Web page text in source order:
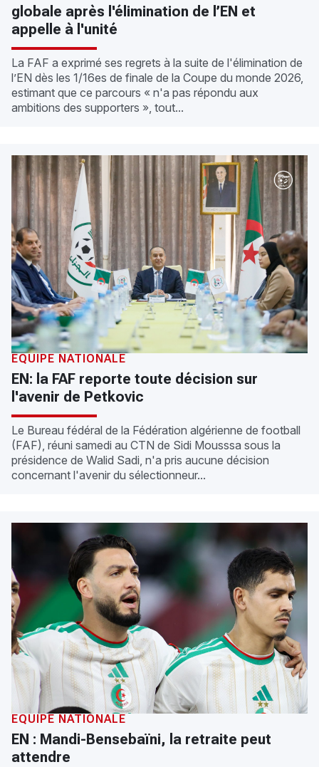
globale après l'élimination de l’EN et
appelle à l'unité
La FAF a exprimé ses regrets à la suite de l'élimination de
l’EN dès les 1/16es de finale de la Coupe du monde 2026,
estimant que ce parcours « n'a pas répondu aux
ambitions des supporters », tout...
ÉQUIPE NATIONALE
EN: la FAF reporte toute décision sur
l'avenir de Petkovic
Le Bureau fédéral de la Fédération algérienne de football
(FAF), réuni samedi au CTN de Sidi Mousssa sous la
présidence de Walid Sadi, n'a pris aucune décision
concernant l'avenir du sélectionneur...
ÉQUIPE NATIONALE
EN : Mandi-Bensebaïni, la retraite peut
attendre